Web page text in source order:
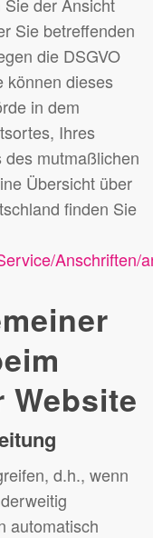
Sie betreffenden
die DSGVO
können dieses
in dem
Ihres
mutmaßlichen
Übersicht über
finden Sie
Anschriften/
Website
d.h., wenn
automatisch